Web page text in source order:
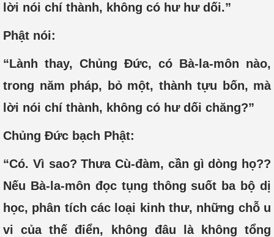
lời nói chí thành, không có hư hư dối.”
Phật nói:
“Lành thay, Chủng Đức, có Bà-la-môn nào,
trong năm pháp, bỏ một, thành tựu bốn, mà
lời nói chí thành, không có hư dối chăng?”
Chủng Đức bạch Phật:
“Có. Vì sao? Thưa Cù-đàm, cần gì dòng họ??
Nếu Bà-la-môn đọc tụng thông suốt ba bộ dị
học, phân tích các loại kinh thư, những chỗ u
vi của thế điển, không đâu là không tổng